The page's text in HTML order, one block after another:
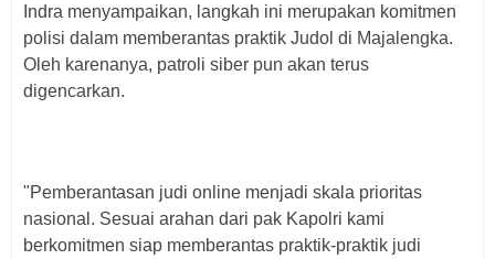
Indra menyampaikan, langkah ini merupakan komitmen
polisi dalam memberantas praktik Judol di Majalengka.
Oleh karenanya, patroli siber pun akan terus
digencarkan.
"Pemberantasan judi online menjadi skala prioritas
nasional. Sesuai arahan dari pak Kapolri kami
berkomitmen siap memberantas praktik-praktik judi